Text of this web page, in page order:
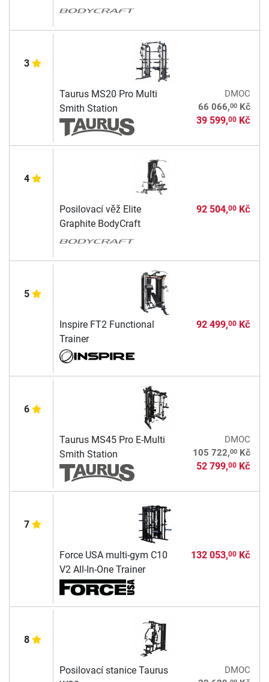
3
Taurus MS20 Pro Multi
Smith Station
DMOC
66 066,00Kč
39 599,00Kč
4
Posilovací věž Elite
Graphite BodyCraft
92 504,00Kč
5
Inspire FT2 Functional
Trainer
92 499,00Kč
6
Taurus MS45 Pro E-Multi
Smith Station
DMOC
105 722,00Kč
52 799,00Kč
7
Force USA multi-gym C10
V2 All-In-One Trainer
132 053,00Kč
8
Posilovací stanice Taurus
DMOC